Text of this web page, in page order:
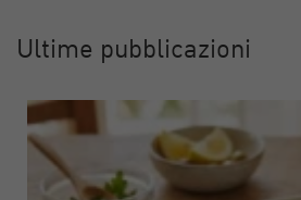
Ultime pubblicazioni